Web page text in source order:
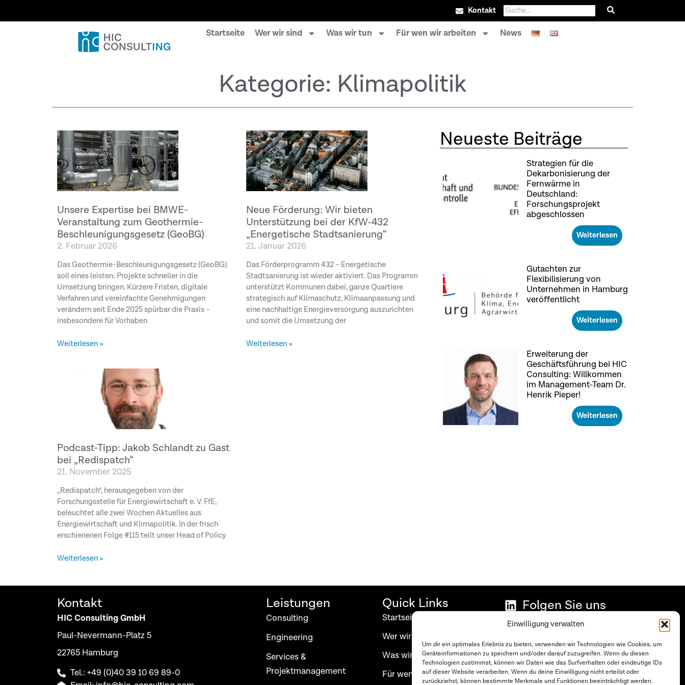
Einwilligung verwalten
Um dir ein optimales Erlebnis zu bieten, verwenden wir Technologien wie Cookies, um
Geräteinformationen zu speichern und/oder darauf zuzugreifen. Wenn du diesen
Technologien zustimmst, können wir Daten wie das Surfverhalten oder eindeutige IDs
auf dieser Website verarbeiten. Wenn du deine Einwilligung nicht erteilst oder
zurückziehst, können bestimmte Merkmale und Funktionen beeinträchtigt werden.
Kontakt
Startseite Wer wir sind Was wir tun Für wen wir arbeiten News
Kategorie: Klimapolitik
Unsere Expertise bei BMWE-
Veranstaltung zum Geothermie-
Beschleunigungsgesetz (GeoBG)
2. Februar 2026
Das Geothermie-Beschleunigungsgesetz (GeoBG)
soll eines leisten: Projekte schneller in die
Umsetzung bringen. Kürzere Fristen, digitale
Verfahren und vereinfachte Genehmigungen
verändern seit Ende 2025 spürbar die Praxis –
insbesondere für Vorhaben
Weiterlesen »
Neue Förderung: Wir bieten
Unterstützung bei der KfW‑432
„Energetische Stadtsanierung“
21. Januar 2026
Das Förderprogramm 432 – Energetische
Stadtsanierung ist wieder aktiviert. Das Programm
unterstützt Kommunen dabei, ganze Quartiere
strategisch auf Klimaschutz, Klimaanpassung und
eine nachhaltige Energieversorgung auszurichten
und somit die Umsetzung der
Weiterlesen »
Podcast-Tipp: Jakob Schlandt zu Gast
bei „Redispatch“
21. November 2025
„Redispatch“, herausgegeben von der
Forschungsstelle für Energiewirtschaft e. V. FfE,
beleuchtet alle zwei Wochen Aktuelles aus
Energiewirtschaft und Klimapolitik. In der frisch
erschienenen Folge #115 teilt unser Head of Policy
Weiterlesen »
Neueste Beiträge
Strategien für die
Dekarbonisierung der
Fernwärme in
Deutschland:
Forschungsprojekt
abgeschlossen
Weiterlesen
Gutachten zur
Flexibilisierung von
Unternehmen in Hamburg
veröffentlicht
Weiterlesen
Erweiterung der
Geschäftsführung bei HIC
Consulting: Willkommen
im Management-Team Dr.
Henrik Pieper!
Weiterlesen
Kontakt
HIC Consulting GmbH
Paul-Nevermann-Platz 5
22765 Hamburg
Tel.: +49 (0)40 39 10 69 89-0
Leistungen
Consulting
Engineering
Services &
Projektmanagement
Quick Links
Startseite
Wer wir sind
Was wir tun
Für wen wir arbeiten
Folgen Sie uns
Cookie-Richtlinie (EU)